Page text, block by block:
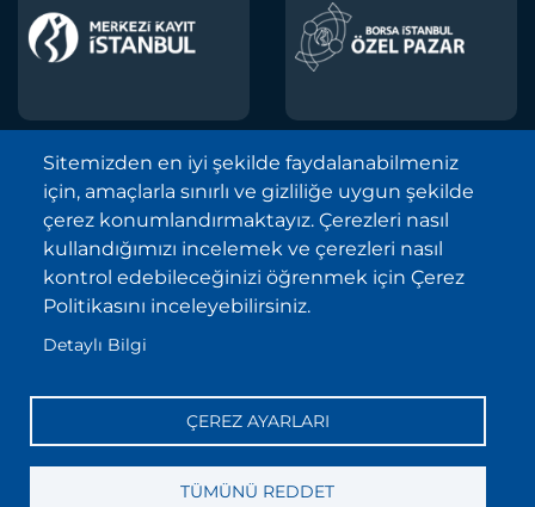
Borsa İstanbul A.Ş. © 2013-2025
Tüm Hakları Saklıdır.
Telif Hakkı ve Çekince İhbarı Bildirimi
Site Haritası
Kişisel Verilerin Korunması (KVKK)
Sıkça Sorulan Sorular
İletişim
Bilgi Toplumu Hizmetleri
Sitemizden en iyi şekilde faydalanabilmeniz
için, amaçlarla sınırlı ve gizliliğe uygun şekilde
çerez konumlandırmaktayız. Çerezleri nasıl
kullandığımızı incelemek ve çerezleri nasıl
kontrol edebileceğinizi öğrenmek için Çerez
Politikasını inceleyebilirsiniz.
Detaylı Bilgi
ÇEREZ AYARLARI
TÜMÜNÜ REDDET